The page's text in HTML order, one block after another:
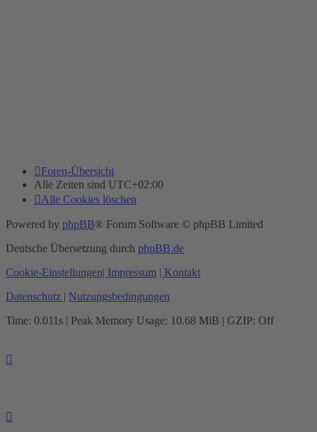
Foren-Übersicht
Alle Zeiten sind UTC+02:00
Alle Cookies löschen
Powered by phpBB® Forum Software © phpBB Limited
Deutsche Übersetzung durch phpBB.de
Cookie-Einstellungen| Impressum | Kontakt
Datenschutz | Nutzungsbedingungen
Time: 0.011s | Peak Memory Usage: 10.68 MiB | GZIP: Off